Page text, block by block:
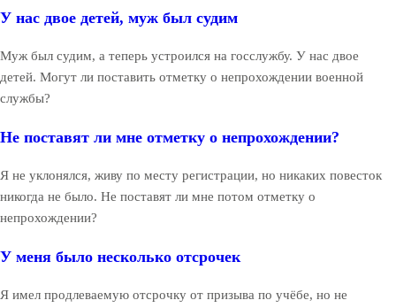
У нас двое детей, муж был судим
Муж был судим, а теперь устроился на госслужбу. У нас двое
детей. Могут ли поставить отметку о непрохождении военной
службы?
Не поставят ли мне отметку о непрохождении?
Я не уклонялся, живу по месту регистрации, но никаких повесток
никогда не было. Не поставят ли мне потом отметку о
непрохождении?
У меня было несколько отсрочек
Я имел продлеваемую отсрочку от призыва по учёбе, но не